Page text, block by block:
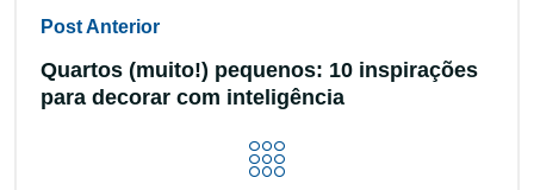
Post Anterior
Quartos (muito!) pequenos: 10 inspirações
para decorar com inteligência